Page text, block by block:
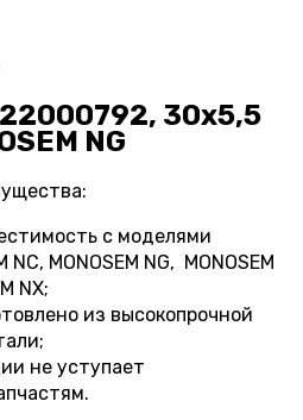
30х5,5
NG
с моделями
NC, MONOSEM NG, MONOSEM
NX;
из высокопрочной
не уступает